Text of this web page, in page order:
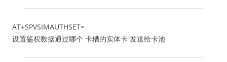
AT+SPVSIMAUTHSET=
设置鉴权数据通过哪个 卡槽的实体卡 发送给卡池